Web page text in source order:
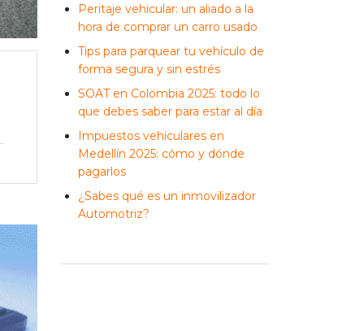
Peritaje vehicular: un aliado a la
hora de comprar un carro usado
Tips para parquear tu vehículo de
forma segura y sin estrés
SOAT en Colombia 2025: todo lo
que debes saber para estar al día
Impuestos vehiculares en
Medellín 2025: cómo y dónde
pagarlos
¿Sabes qué es un inmovilizador
Automotriz?